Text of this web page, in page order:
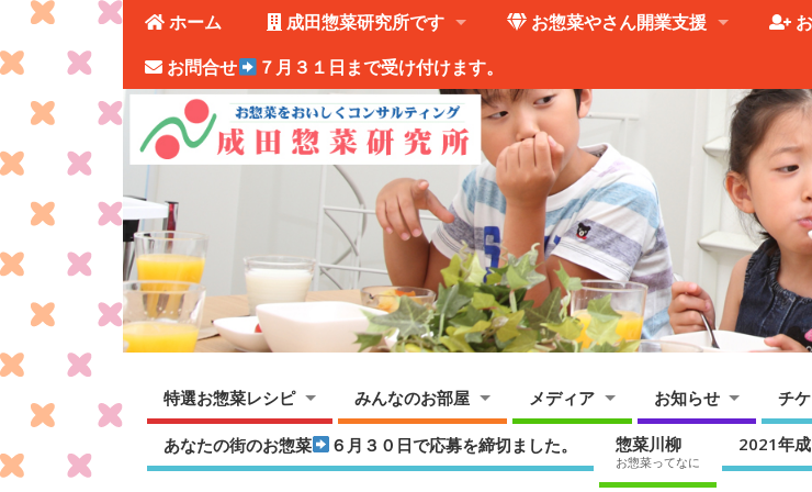
ホーム 成田惣菜研究所です お惣菜やさん開業支援
お問合せ
７月３１日まで受け付けます。
特選お惣菜レシピ みんなのお部屋 メディア お知らせ チ
あなたの街のお惣菜 ６月３０日で応募を締切ました。 惣菜川柳
お惣菜ってなに
2021年